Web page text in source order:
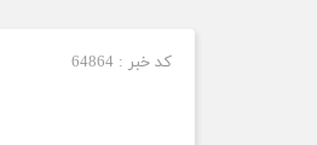
کد خبر : 64864